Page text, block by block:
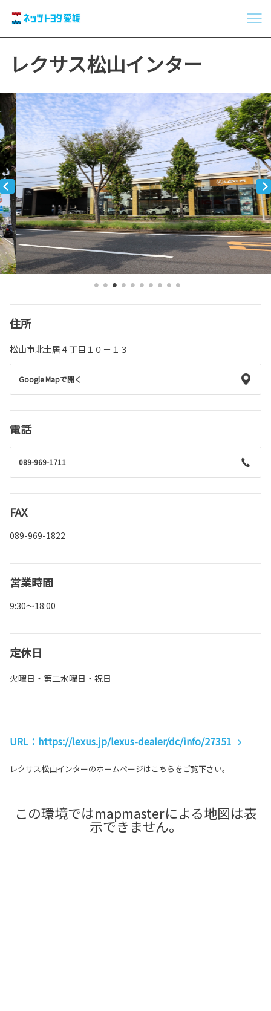
レクサス松山インター
住所
松山市北土居４丁目１０－１３
Google Mapで開く
電話
089-969-1711
FAX
089-969-1822
営業時間
9:30～18:00
定休日
火曜日・第二水曜日・祝日
URL：https://lexus.jp/lexus-dealer/dc/info/27351
レクサス松山インターのホームページはこちらをご覧下さい。
この環境ではmapmasterによる地図は表
示できません。